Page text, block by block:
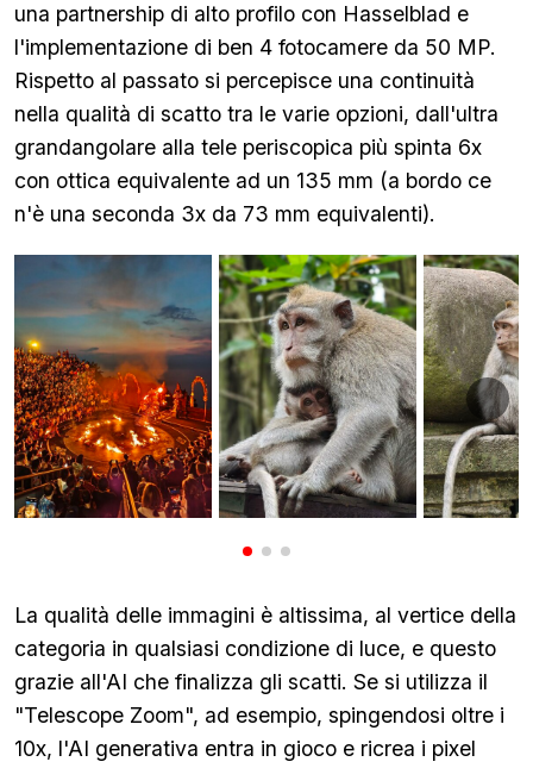
una partnership di alto profilo con Hasselblad e
l'implementazione di ben 4 fotocamere da 50 MP.
Rispetto al passato si percepisce una continuità
nella qualità di scatto tra le varie opzioni, dall'ultra
grandangolare alla tele periscopica più spinta 6x
con ottica equivalente ad un 135 mm (a bordo ce
n'è una seconda 3x da 73 mm equivalenti).
La qualità delle immagini è altissima, al vertice della
categoria in qualsiasi condizione di luce, e questo
grazie all'AI che finalizza gli scatti. Se si utilizza il
"Telescope Zoom", ad esempio, spingendosi oltre i
10x, l'AI generativa entra in gioco e ricrea i pixel